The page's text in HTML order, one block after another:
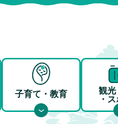
子育て・教育
観
・